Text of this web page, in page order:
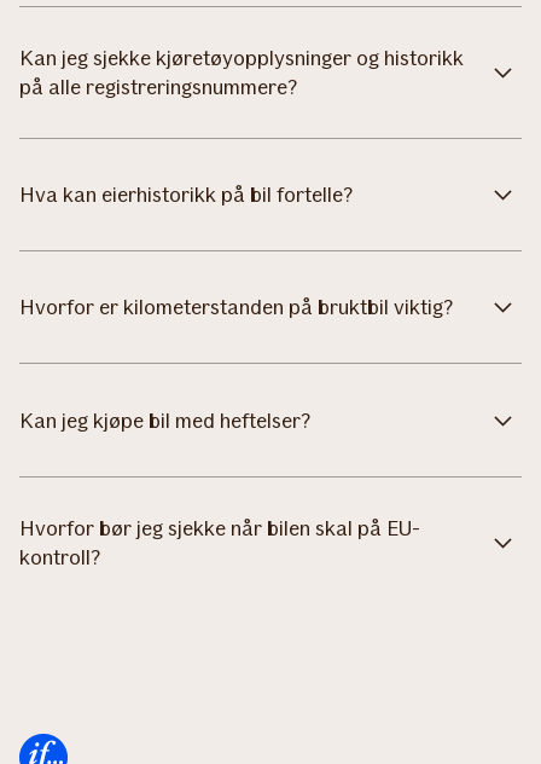
Kan jeg sjekke kjøretøyopplysninger og historikk
på alle registreringsnummere?
Hva kan eierhistorikk på bil fortelle?
Hvorfor er kilometerstanden på bruktbil viktig?
Kan jeg kjøpe bil med heftelser?
Hvorfor bør jeg sjekke når bilen skal på EU-
kontroll?
Forsiden